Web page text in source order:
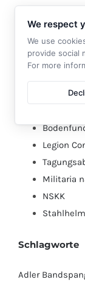
Rotes
WHW -
Nicht
Legion
Militaria
NSKK
Schlagworte
Adler
We respect
We use
provide social
For more